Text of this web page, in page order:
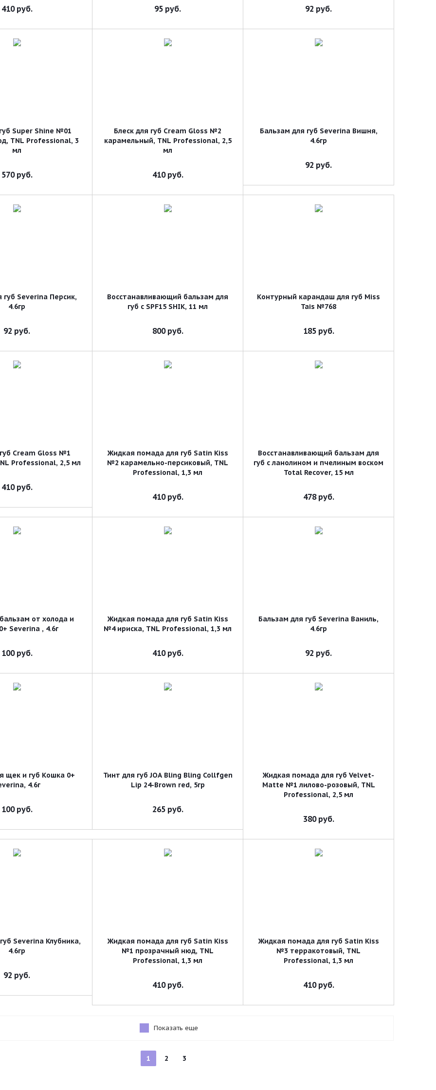
410руб. 95 руб. 92 руб.
Super Shine №01
TNL Professional, 3
мл
570руб.
Блеск для губ Cream Gloss №2
карамельный, TNL Professional, 2,5
мл
410руб.
Бальзам для губ Severina Вишня,
4.6гр
92 руб.
губ Severina Персик,
4.6гр
92 руб.
Восстанавливающий бальзам для
губ с SPF15 SHIK, 11 мл
800руб.
Контурный карандаш для губ Miss
Tais №768
185руб.
Cream Gloss №1
Professional, 2,5 мл
410руб.
Жидкая помада для губ Satin Kiss
№2 карамельно-персиковый, TNL
Professional, 1,3 мл
410руб.
Восстанавливающий бальзам для
губ с ланолином и пчелиным воском
Total Recover, 15 мл
478руб.
от холода и
Severina , 4.6г
100руб.
Жидкая помада для губ Satin Kiss
№4 ириска, TNL Professional, 1,3 мл
410руб.
Бальзам для губ Severina Ваниль,
4.6гр
92 руб.
щек и губ Кошка 0+
4.6г
100руб.
Тинт для губ JOA Bling Bling Collfgen
Lip 24-Brown red, 5гр
265руб.
Жидкая помада для губ Velvet-
Matte №1 лилово-розовый, TNL
Professional, 2,5 мл
380руб.
Severina Клубника,
4.6гр
92 руб.
Жидкая помада для губ Satin Kiss
№1 прозрачный нюд, TNL
Professional, 1,3 мл
410руб.
Жидкая помада для губ Satin Kiss
№3 терракотовый, TNL
Professional, 1,3 мл
410руб.
Показать еще
1 2 3